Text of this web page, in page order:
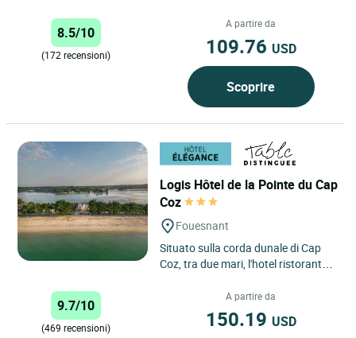
ornitologico. Specialità della...
8.5/10
(172 recensioni)
A partire da
109.76 USD
Scoprire
Logis Hôtel de la Pointe du Cap
Coz
Fouesnant
Situato sulla corda dunale di Cap
Coz, tra due mari, l'hotel ristorante
riposarsi e rilassarsi....
9.7/10
(469 recensioni)
A partire da
150.19 USD